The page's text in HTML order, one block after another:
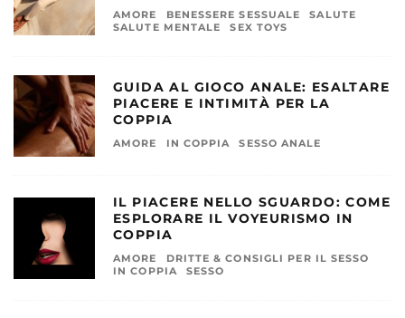
AMORE BENESSERE SESSUALE
SALUTE
SALUTE MENTALE
SEX TOYS
GUIDA AL GIOCO ANALE: ESALTARE
PIACERE E INTIMITÀ PER LA
COPPIA
AMORE IN COPPIA SESSO ANALE
IL PIACERE NELLO SGUARDO: COME
ESPLORARE IL VOYEURISMO IN
COPPIA
AMORE
DRITTE & CONSIGLI PER IL SESSO
IN COPPIA
SESSO